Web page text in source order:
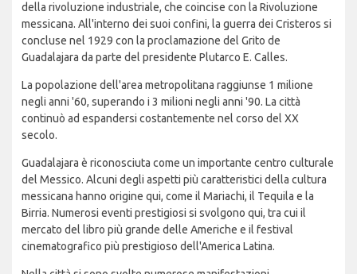
della rivoluzione industriale, che coincise con la Rivoluzione
messicana. All'interno dei suoi confini, la guerra dei Cristeros si
concluse nel 1929 con la proclamazione del Grito de
Guadalajara da parte del presidente Plutarco E. Calles.
La popolazione dell'area metropolitana raggiunse 1 milione
negli anni '60, superando i 3 milioni negli anni '90. La città
continuò ad espandersi costantemente nel corso del XX
secolo.
Guadalajara è riconosciuta come un importante centro culturale
del Messico. Alcuni degli aspetti più caratteristici della cultura
messicana hanno origine qui, come il Mariachi, il Tequila e la
Birria. Numerosi eventi prestigiosi si svolgono qui, tra cui il
mercato del libro più grande delle Americhe e il festival
cinematografico più prestigioso dell'America Latina.